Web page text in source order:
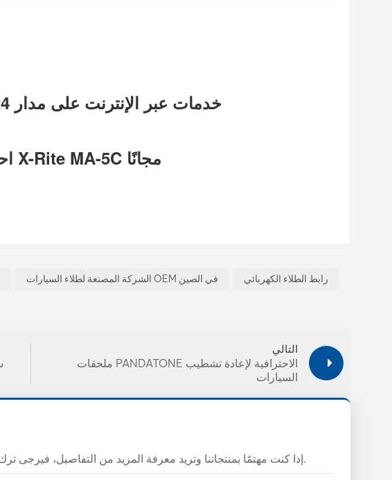
♦خدمات عبر الإنترنت على مدار 24 ساعة في اليوم و7 أيام في الأسبوع
♦ احصل على أحدث جهاز مطياف ضوئي X-Rite MA-5C مجانًا
الشركة المصنعة لطلاء السيارات OEM في الصين
رابط الطلاء الكهربائي
التالي
ملحقات PANDATONE الاحترافية لإعادة تشطيب
السيارات
إذا كنت مهتمًا بمنتجاتنا وتريد معرفة المزيد من التفاصيل، فيرجى ترك رسالة هنا، وسوف نقوم بالرد عليك في أقرب وقت ممكن.